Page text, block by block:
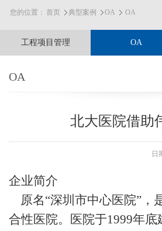
您的位置： 首页 典型案例 OA OA
工程项目管理 OA
OA
北大医院借助
日
企业简介
原名“深圳市中心医院”，
合性医院。医院于1999年